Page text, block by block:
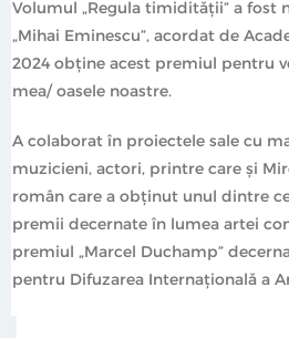
Volumul „Regula timidității” a fost
„Mihai Eminescu”, acordat de
2024 obține acest premiul pentru
mea/ oasele noastre.
A colaborat în proiectele sale cu
muzicieni, actori, printre care și
român care a obținut unul dintre
premii decernate în lumea artei
premiul „Marcel Duchamp”
pentru Difuzarea Internațională a